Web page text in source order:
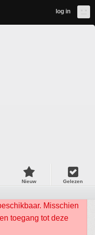
log in
Nieuw Gelezen
Misschien
toegang tot deze